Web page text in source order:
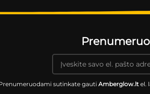
sutinkate gautiAmberglow.lt el.